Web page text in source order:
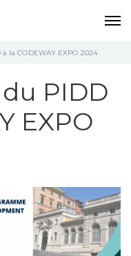
la CODEWAY EXPO 2024
PIDD
EXPO